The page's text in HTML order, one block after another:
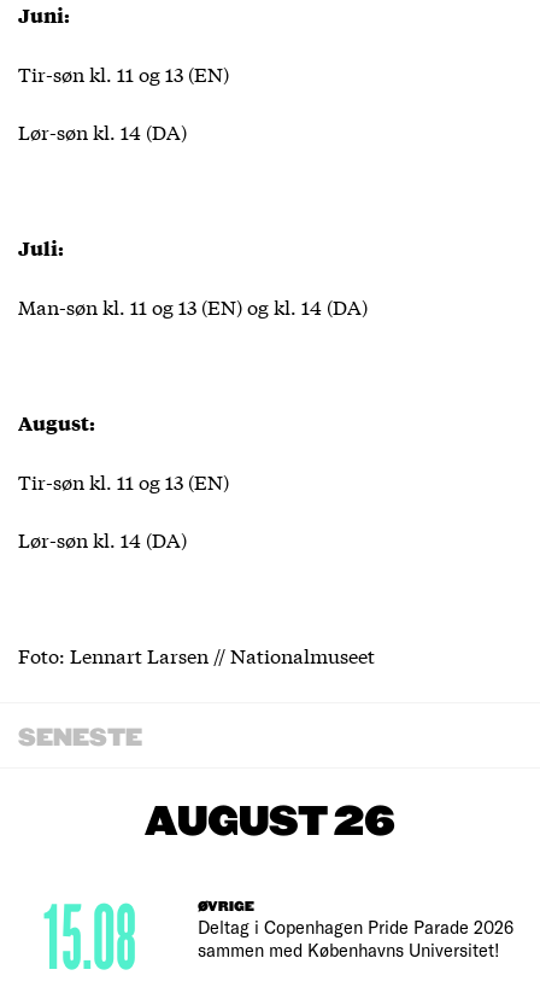
Juni:
Tir-søn kl. 11 og 13 (EN)
Lør-søn kl. 14 (DA)
Juli:
Man-søn kl. 11 og 13 (EN) og kl. 14 (DA)
August:
Tir-søn kl. 11 og 13 (EN)
Lør-søn kl. 14 (DA)
Foto: Lennart Larsen // Nationalmuseet
SENESTE
AUGUST 26
ØVRIGE
Deltag i Copenhagen Pride Parade 2026
sammen med Københavns Universitet!
15.08